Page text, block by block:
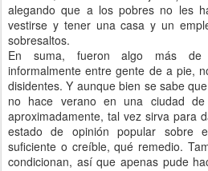
alegando que a los pobres no les
vestirse y tener una casa y un
sobresaltos.
En suma, fueron algo más de
informalmente entre gente de a pie,
disidentes. Y aunque bien se sabe
no hace verano en una ciudad
aproximadamente, tal vez sirva para
estado de opinión popular sobre
suficiente o creíble, qué remedio.
condicionan, así que apenas pude